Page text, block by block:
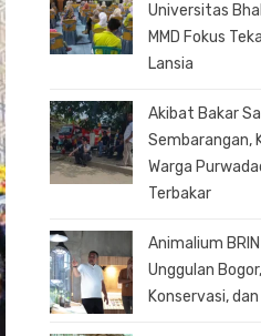
Universitas
MMD Fokus
Lansia
Akibat Bakar
Sembarangan,
Warga
Terbakar
Animalium
Unggulan
Konservasi,